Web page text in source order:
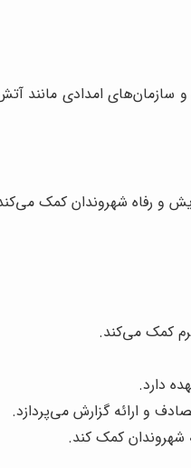
سازمان‌های امدادی مانند
و رفاه شهروندان کمک
کمک می‌کند.
دارد.
و ارائه گزارش می‌پردازد.
کمک کند.